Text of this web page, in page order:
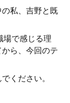
私、吉野と既
場で感じる理
ら、今回のテ
ください。